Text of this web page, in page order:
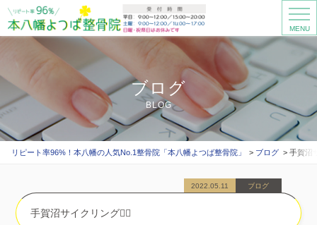
MENU
ブログ
BLOG
リピート率96%！本八幡の人気No.1整骨院「本八幡よつば整骨院」 ブログ 手賀沼
手賀沼サイクリング🚴‍♂️
2022.05.11 ブログ